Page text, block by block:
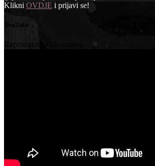
Klikni OVDJE i prijavi se!
YouTube
Reproduktor videozapisa